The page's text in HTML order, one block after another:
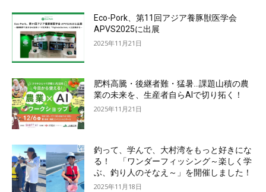
Eco-Pork、第11回アジア養豚獣医学会
APVS2025に出展
2025年11月21日
肥料高騰・後継者難・猛暑…課題山積の農
業の未来を、生産者自らAIで切り拓く！
2025年11月21日
釣って、学んで、大村湾をもっと好きにな
る！ 「ワンダーフィッシング～楽しく学
ぶ、釣り人のそなえ～」を開催しました！
2025年11月18日